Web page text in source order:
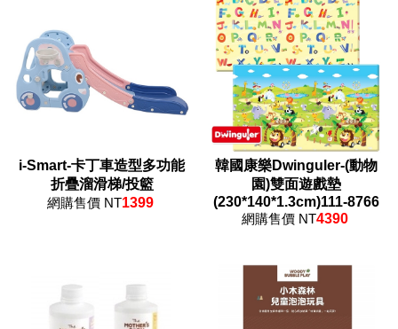
i-Smart-卡丁車造型多功能
折疊溜滑梯/投籃
網購售價 NT1399
韓國康樂Dwinguler-(動物
園)雙面遊戲墊
(230*140*1.3cm)111-8766
網購售價 NT4390